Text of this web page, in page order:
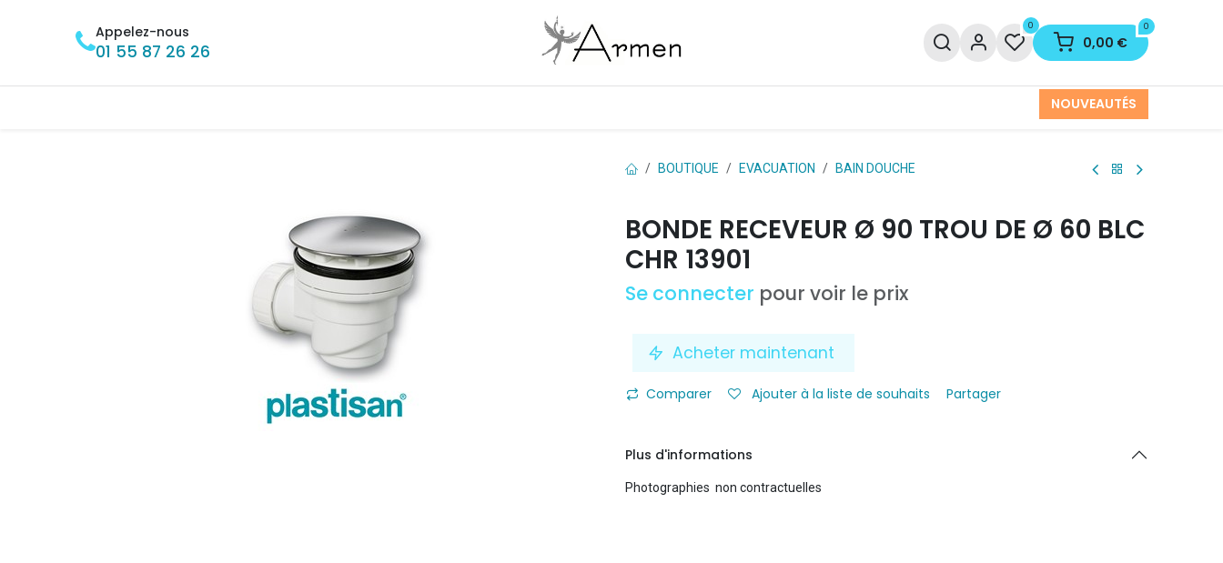
Appelez-nous
01 55 87 26 26
0 0
0,00 €
NOUVEAUTÉS
BOUTIQUE EVACUATION BAIN DOUCHE
BONDE RECEVEUR Ø 90 TROU DE Ø 60 BLC
CHR 13901
Se connecter pour voir le prix
Acheter maintenant
Comparer Ajouter à la liste de souhaits Partager
Plus d'informations
Photographies non contractuelles